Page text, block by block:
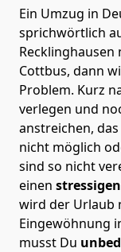
Ein Umzug in
sprichwörtlich
Recklinghausen
Cottbus, dann
Problem. Kurz
verlegen und
anstreichen,
nicht möglich
sind so nicht
einen
wird der Urlaub
Eingewöhnung
musst Du